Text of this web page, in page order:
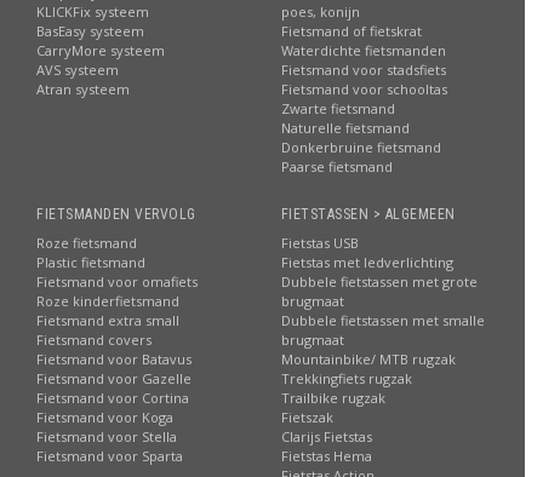
KLICKFix systeem
BasEasy systeem
CarryMore systeem
AVS systeem
Atran systeem
poes, konijn
Fietsmand of fietskrat
Waterdichte fietsmanden
Fietsmand voor stadsfiets
Fietsmand voor schooltas
Zwarte fietsmand
Naturelle fietsmand
Donkerbruine fietsmand
Paarse fietsmand
FIETSMANDEN VERVOLG
Roze fietsmand
Plastic fietsmand
Fietsmand voor omafiets
Roze kinderfietsmand
Fietsmand extra small
Fietsmand covers
Fietsmand voor Batavus
Fietsmand voor Gazelle
Fietsmand voor Cortina
Fietsmand voor Koga
Fietsmand voor Stella
Fietsmand voor Sparta
FIETSTASSEN > ALGEMEEN
Fietstas USB
Fietstas met ledverlichting
Dubbele fietstassen met grote
brugmaat
Dubbele fietstassen met smalle
brugmaat
Mountainbike/ MTB rugzak
Trekkingfiets rugzak
Trailbike rugzak
Fietszak
Clarijs Fietstas
Fietstas Hema